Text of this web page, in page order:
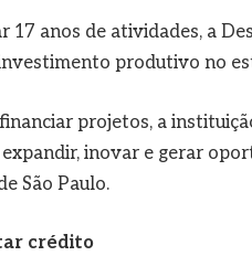
17 anos de atividades, a
produtivo no
projetos, a
expandir, inovar e gerar
São Paulo.
crédito